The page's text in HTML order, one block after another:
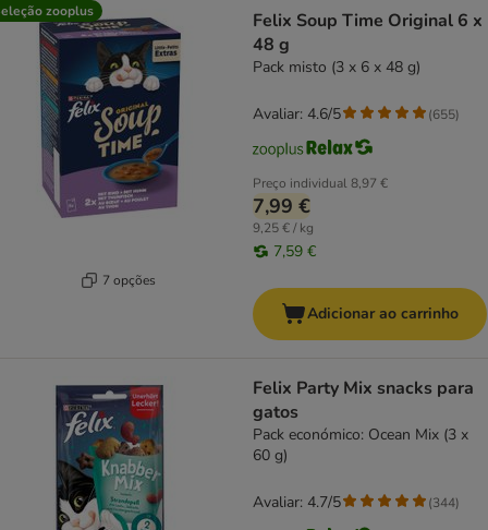
zooplus
7 opções
Felix Soup Time Original 6 x
48 g
Pack misto (3 x 6 x 48 g)
Preço individual8,97 €
7,99 €
9,25 € / kg
7,59 €
Avaliar: 4.6/5 (655)
Adicionar ao carrinho
Felix Party Mix snacks para
gatos
Pack económico: Ocean Mix (3 x
60 g)
Avaliar: 4.7/5 (344)